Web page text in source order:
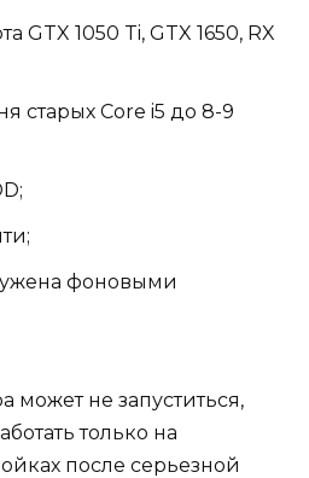
GTX 1050 Ti, GTX 1650, RX
старых Core i5 до 8-9
фоновыми
может не запуститься,
только на
после серьезной